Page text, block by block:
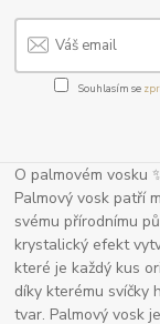
Souhlasím se
O palmovém vosku
Palmový vosk patří
svému přírodnímu
krystalický efekt
které je každý kus
díky kterému svíčky
tvar. Palmový vosk